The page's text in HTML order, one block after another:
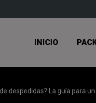
INICIO
despedidas? La guía para